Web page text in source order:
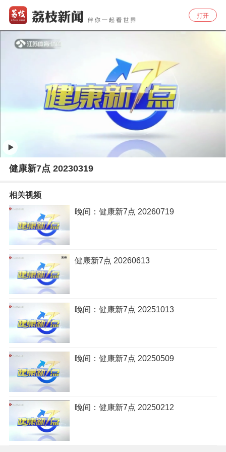
打开
健康新7点 20230319
相关视频
晚间：健康新7点 20260719
健康新7点 20260613
晚间：健康新7点 20251013
晚间：健康新7点 20250509
晚间：健康新7点 20250212